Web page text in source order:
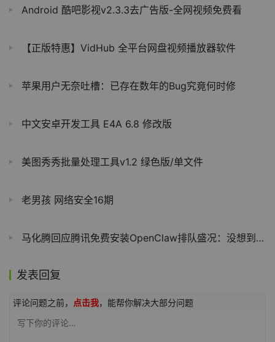
Android 酷吧影视v2.3.3去广告版-全网视频免费看
【正版特惠】VidHub 全平台网盘视频播放器软件
苹果用户无奈吐槽：已存在数年的Bug究竟何时修
中文安卓开发工具 E4A 6.8 修改版
美图秀秀批量处理工具v1.2 绿色版/单文件
老男孩 网络安全16期
马化腾回应腾讯免费安装OpenClaw排队盛况：没想到会这么火
发表回复
评论问题之前， 点击我，能帮你解决大部分问题